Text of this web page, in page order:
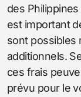
des
est important
sont possibles
additionnels.
ces frais
prévu pour le